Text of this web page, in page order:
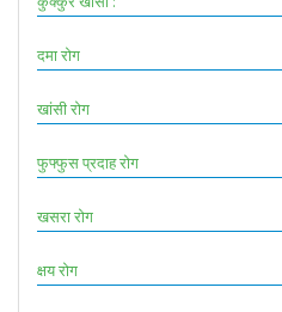
दमा रोग
खांसी रोग
फुफ्फुस प्रदाह रोग
खसरा रोग
क्षय रोग